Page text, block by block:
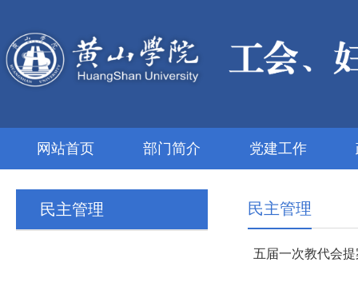
网站首页 部门简介 党建工作
民主管理 民主管理
五届一次教代会